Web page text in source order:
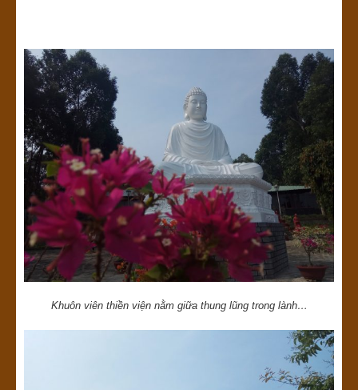
Khuôn viên thiền viện nằm giữa thung lũng trong lành…